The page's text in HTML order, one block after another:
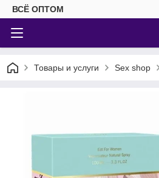
ВСЁ ОПТОМ
Товары и услуги Sex shop